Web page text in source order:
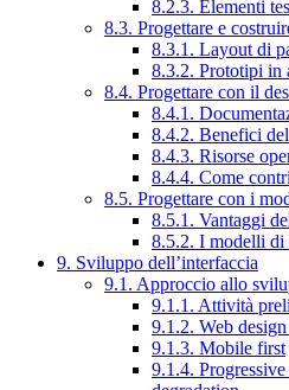
8.2.3. Elementi
8.3. Progettare e
8.3.1. Layout di
8.3.2. Prototipi in
8.4. Progettare con il
8.4.1.
8.4.2. Benefici
8.4.3. Risorse
8.4.4. Come
8.5. Progettare con i
8.5.1. Vantaggi
8.5.2. I modelli di
9. Sviluppo dell’interfaccia
9.1. Approccio allo
9.1.1. Attività
9.1.2. Web
9.1.3. Mobile first
9.1.4.